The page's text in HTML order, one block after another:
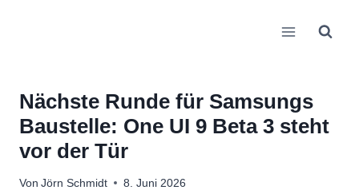
Nächste Runde für Samsungs
Baustelle: One UI 9 Beta 3 steht
vor der Tür
Von Jörn Schmidt 8. Juni 2026